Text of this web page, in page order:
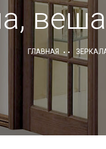
ГЛАВНАЯ